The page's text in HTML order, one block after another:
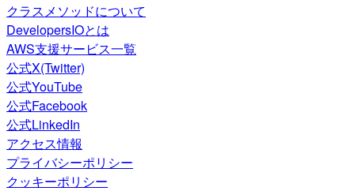
クラスメソッドについて
DevelopersIOとは
AWS支援サービス一覧
公式X(Twitter)
公式YouTube
公式Facebook
公式LinkedIn
アクセス情報
プライバシーポリシー
クッキーポリシー